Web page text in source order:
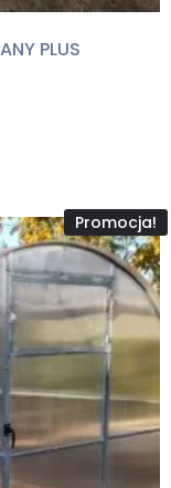
PLUS
Promocja!